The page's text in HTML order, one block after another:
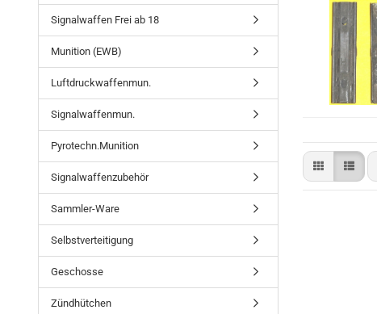
Signalwaffen Frei ab 18
Munition (EWB)
Luftdruckwaffenmun.
Signalwaffenmun.
Pyrotechn.Munition
Signalwaffenzubehör
Sammler-Ware
Selbstverteitigung
Geschosse
Zündhütchen